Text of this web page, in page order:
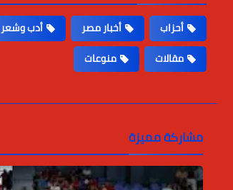
أحزاب أخبار مصر أدب وشعر
مقالات
منوعات
مشاركة مميزة